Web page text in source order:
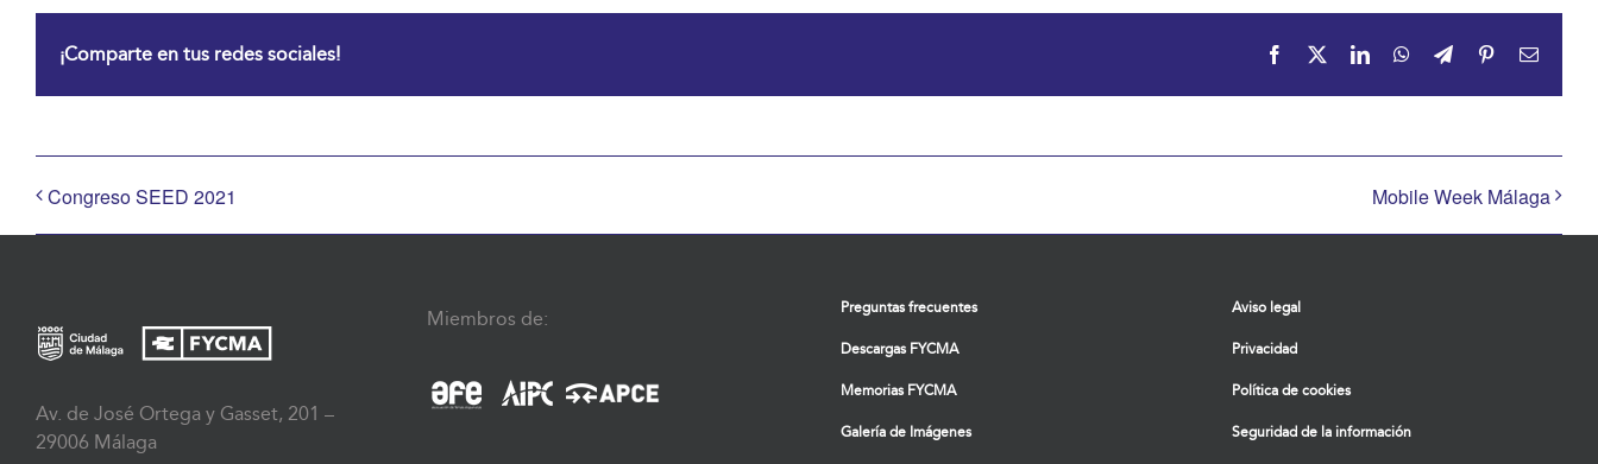
¡Comparte en tus redes sociales! Facebook LinkedInWhatsApp
TelegramPinterestCorreo
Congreso SEED 2021 Mobile Week Málaga
Av. de José Ortega y Gasset, 201 –
29006 Málaga
Miembros de: Preguntas frecuentes
Descargas FYCMA
Memorias FYCMA
Galería de Imágenes
Aviso legal
Privacidad
Política de cookies
Seguridad de la información